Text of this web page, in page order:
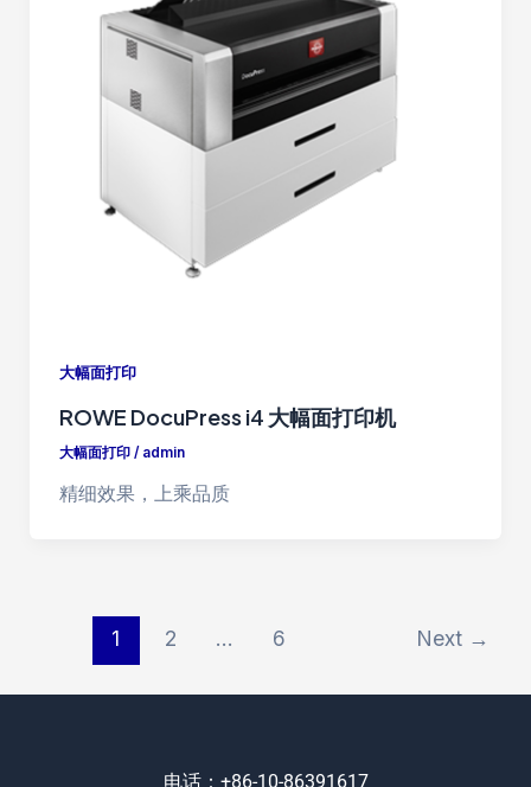
大幅面打印
ROWE DocuPress i4 大幅面打印机
大幅面打印/ admin
精细效果，上乘品质
1 2 … 6 Next →
电话：+86-10-86391617